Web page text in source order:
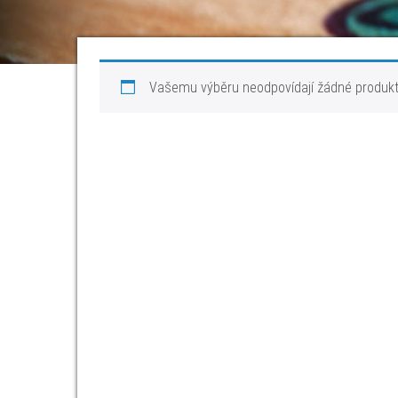
Vašemu výběru neodpovídají žádné